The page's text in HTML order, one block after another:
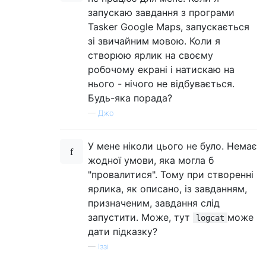
запускаю завдання з програми
Tasker Google Maps, запускається
зі звичайним мовою. Коли я
створюю ярлик на своєму
робочому екрані і натискаю на
нього - нічого не відбувається.
Будь-яка порада?
— Джо
У мене ніколи цього не було. Немає
жодної умови, яка могла б
"провалитися". Тому при створенні
ярлика, як описано, із завданням,
призначеним, завдання слід
запустити. Може, тут
logcat може
дати підказку?
— Іззі